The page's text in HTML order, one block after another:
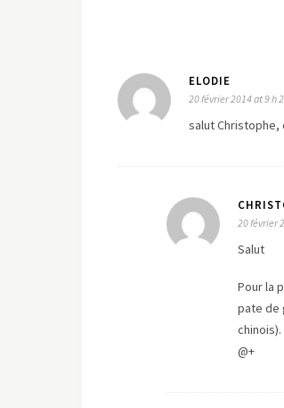
ELODIE
20 février 2014 at 9 h
salut
20 février
Salut
Pour la
pate de
chinois).
@+